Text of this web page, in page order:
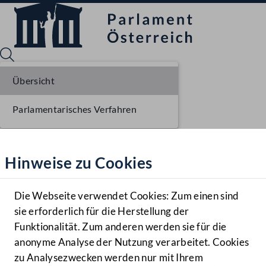
Hilfe
Benutzer
Navigationsmenü öffnen
MENÜ
Hinweise zu Cookies
Die Webseite verwendet Cookies: Zum einen sind
sie erforderlich für die Herstellung der
Funktionalität. Zum anderen werden sie für die
anonyme Analyse der Nutzung verarbeitet. Cookies
zu Analysezwecken werden nur mit Ihrem
Übersicht
Parlamentarisches Verfahren